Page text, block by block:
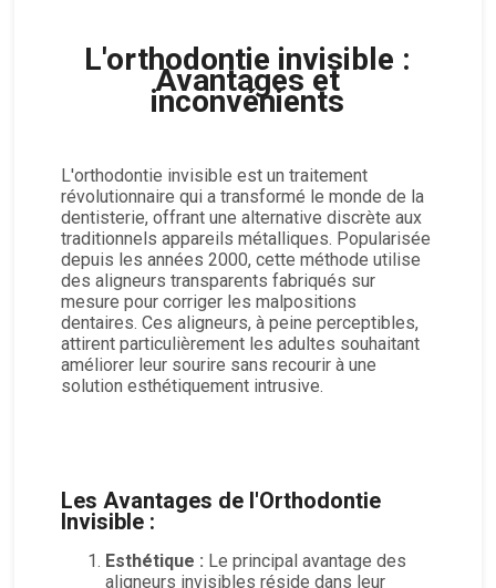
L'orthodontie invisible :
Avantages et
inconvénients
L'orthodontie invisible est un traitement
révolutionnaire qui a transformé le monde de la
dentisterie, offrant une alternative discrète aux
traditionnels appareils métalliques. Popularisée
depuis les années 2000, cette méthode utilise
des aligneurs transparents fabriqués sur
mesure pour corriger les malpositions
dentaires. Ces aligneurs, à peine perceptibles,
attirent particulièrement les adultes souhaitant
améliorer leur sourire sans recourir à une
solution esthétiquement intrusive.
Les Avantages de l'Orthodontie
Invisible :
Esthétique : Le principal avantage des
aligneurs invisibles réside dans leur